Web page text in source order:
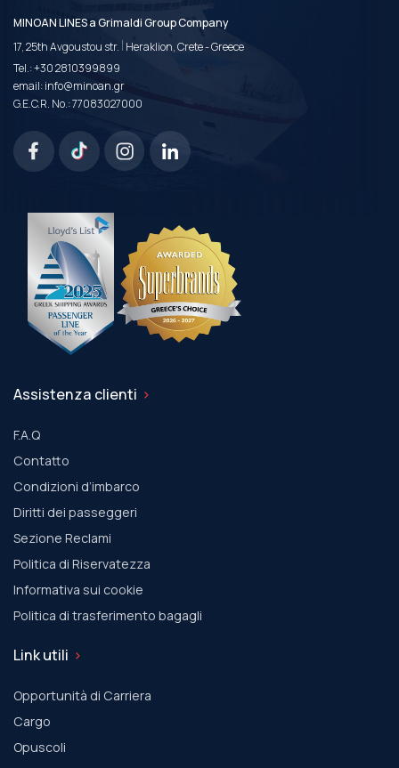
MINOAN LINES a Grimaldi Group Company
17, 25th Avgoustou str. | Heraklion, Crete - Greece
Tel.:+30 2810399899
email:info@minoan.gr
G.E.C.R. No.: 77083027000
Assistenza clienti
F.A.Q
Contatto
Condizioni d’imbarco
Diritti dei passeggeri
Sezione Reclami
Politica di Riservatezza
Informativa sui cookie
Politica di trasferimento bagagli
Link utili
Opportunità di Carriera
Cargo
Οpuscoli